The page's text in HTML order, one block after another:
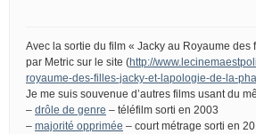
Avec la sortie du film « Jacky au Royaume des
par Metric sur le site (http://
royaume-des-filles-jacky-et-lapologie-de-la-
Je me suis souvenue d’autres films usant du
– drôle de genre – téléfilm sorti en 2003
– majorité opprimée – court métrage sorti en